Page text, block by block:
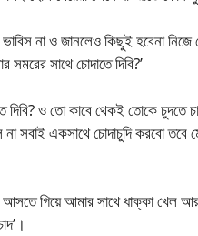
ভাবিস না ও জানলেও কিছুই হবেনা
সাথে চোদাতে দিবি?’
ও তো কাবে থেকই তোকে চুদতে
একসাথে চোদাচুদি করবো তবে
গিয়ে আমার সাথে ধাক্কা খেল